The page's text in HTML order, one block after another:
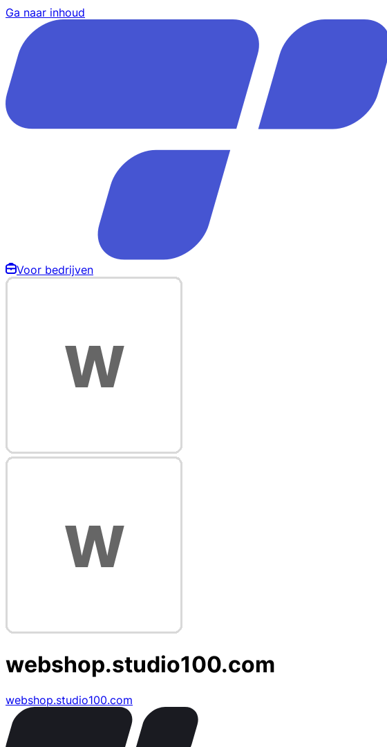
Ga naar inhoud
Voor bedrijven
webshop.studio100.com
webshop.studio100.com